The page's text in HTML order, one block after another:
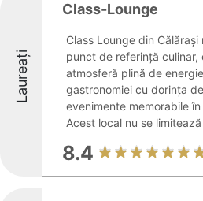
Laureați
Class-Lounge
Class Lounge din
punct de referință culinar,
atmosferă plină de
gastronomiei cu dorința
evenimente memorabile
Acest local nu se
8.4